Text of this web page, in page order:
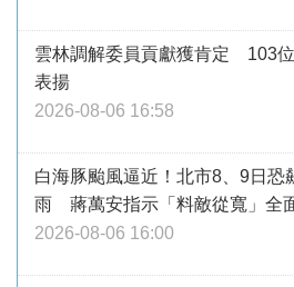
雲林調解委員貢獻獲肯定 103
表揚
2026-08-06 16:58
白海豚颱風逼近！北市8、9日恐
雨 蔣萬安指示「料敵從寬」全
2026-08-06 16:00